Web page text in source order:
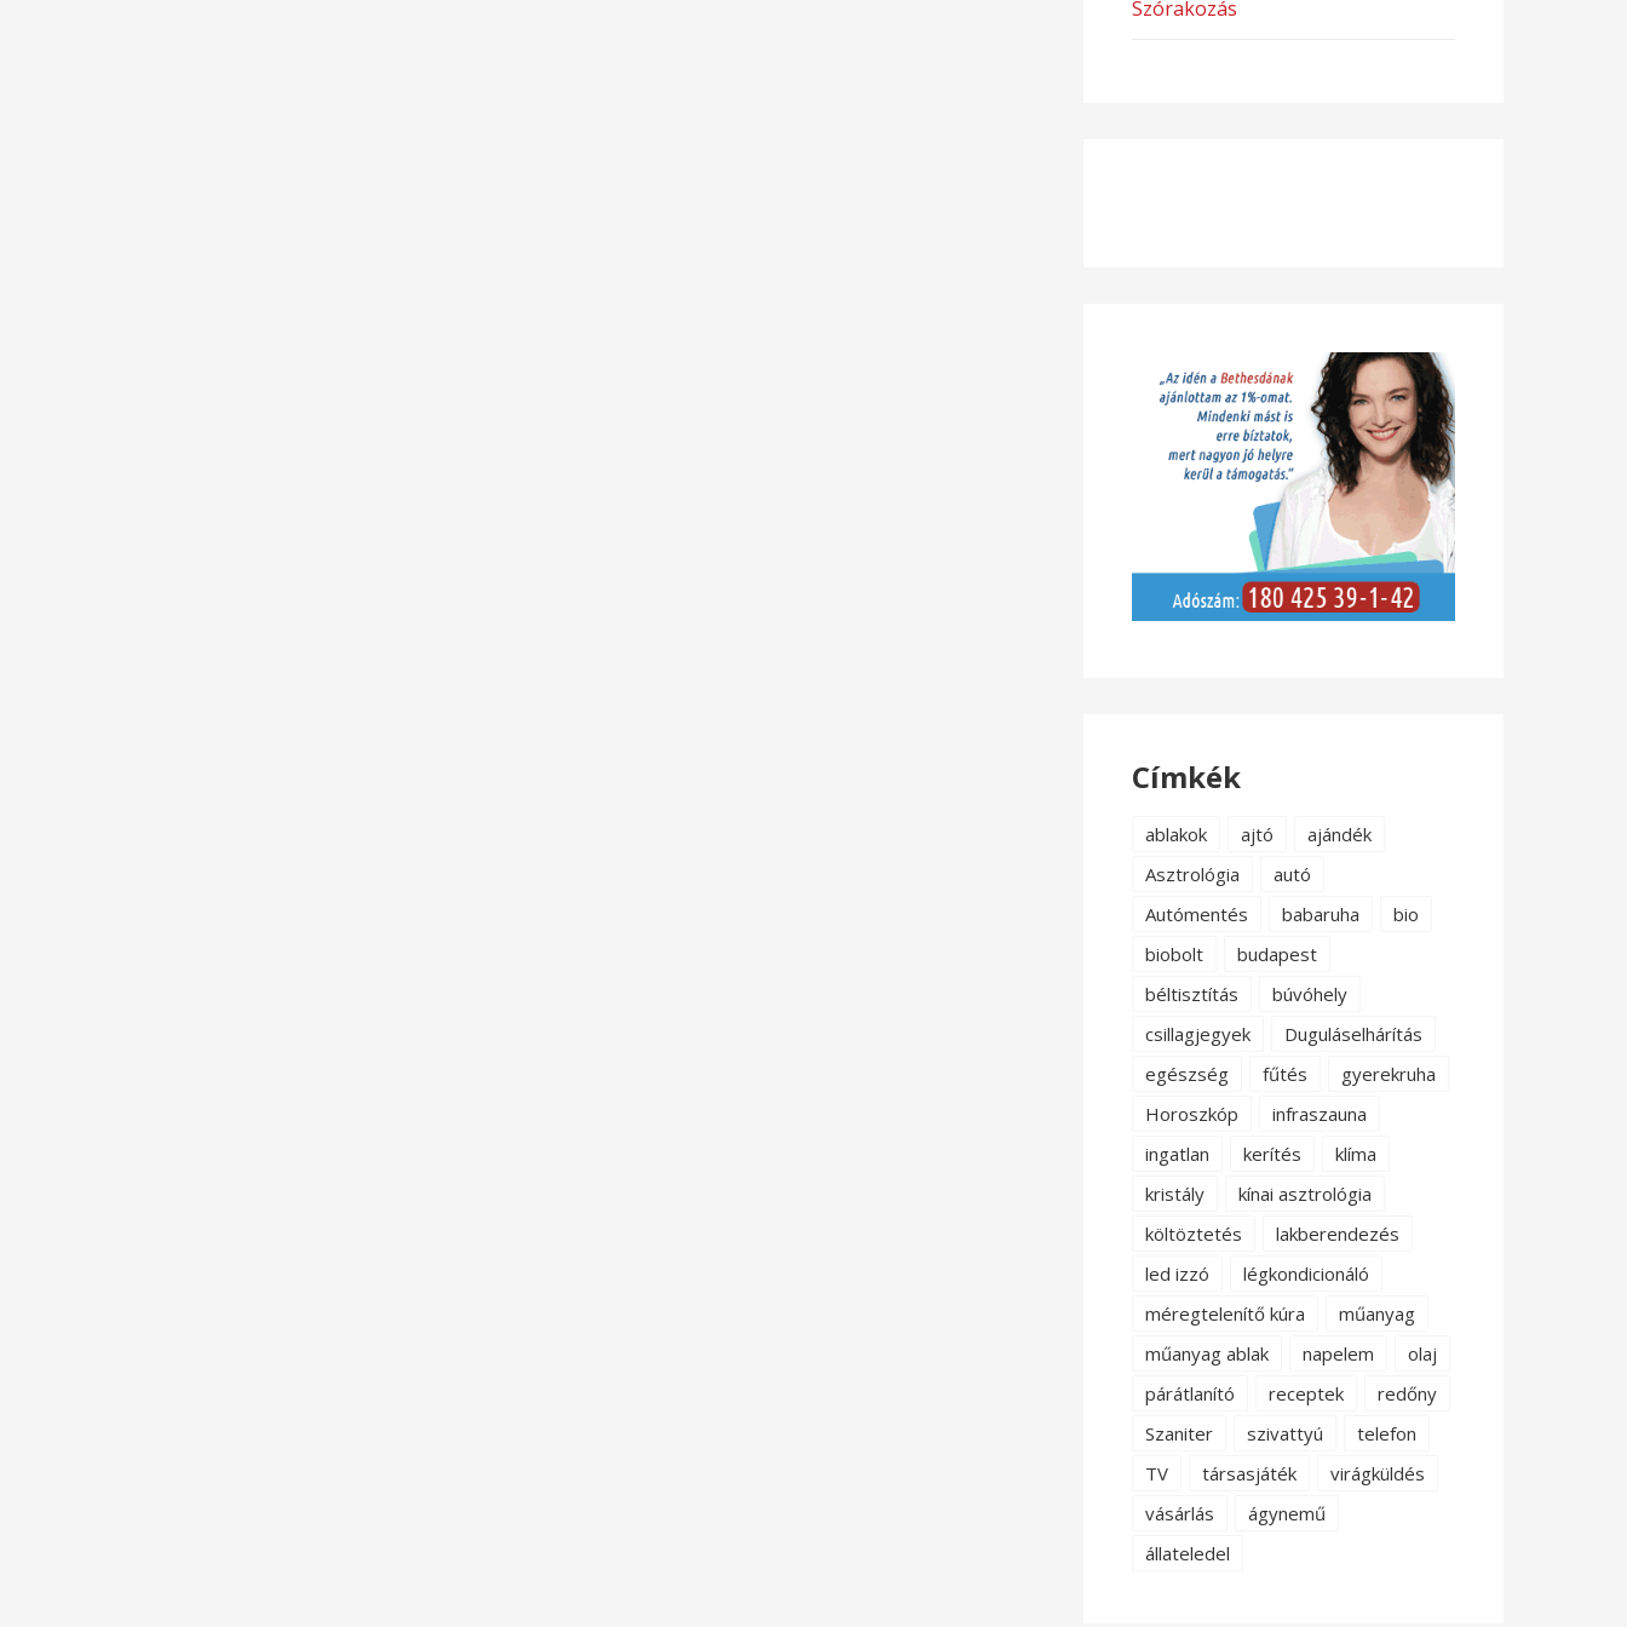
Szórakozás
Címkék
ablakok ajtó
ajándék
Asztrológia
autó
Autómentés
babaruha
bio
biobolt
budapest
béltisztítás
búvóhely
csillagjegyek
Duguláselhárítás
egészség
fűtés
gyerekruha
Horoszkóp
infraszauna
ingatlan
kerítés
klíma
kristály
kínai asztrológia
költöztetés
lakberendezés
led izzó
légkondicionáló
méregtelenítő kúra
műanyag
műanyag ablak
napelem
olaj
párátlanító
receptek
redőny
Szaniter
szivattyú
telefon
TV
társasjáték
virágküldés
vásárlás
ágynemű
állateledel